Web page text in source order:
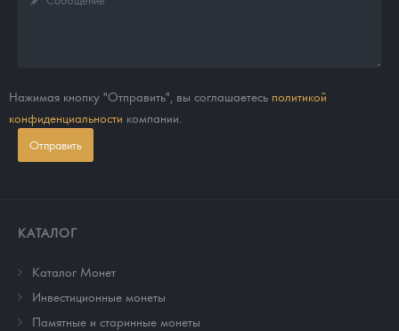
Нажимая кнопку "Отправить", вы соглашаетесь политикой
конфиденциальности компании.
Отправить
КАТАЛОГ
Каталог Монет
Инвестиционные монеты
Памятные и старинные монеты